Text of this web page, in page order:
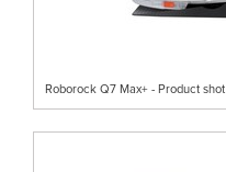
Roborock Q7 Max+ - Product shot